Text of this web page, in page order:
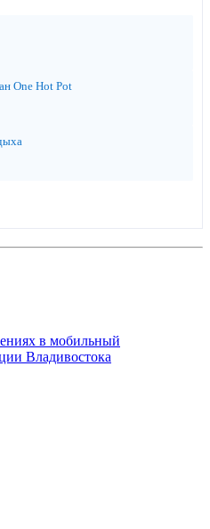
One Hot Pot
в мобильный
Владивостока